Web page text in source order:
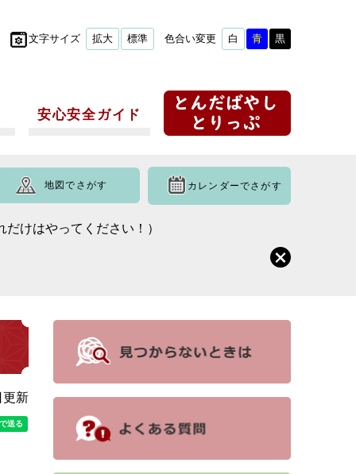
文字サイズ 拡大 標準 色合い変更 白 青 黒
安心安全ガイド
地図でさがす カレンダーでさがす
けはやってください！）
更新